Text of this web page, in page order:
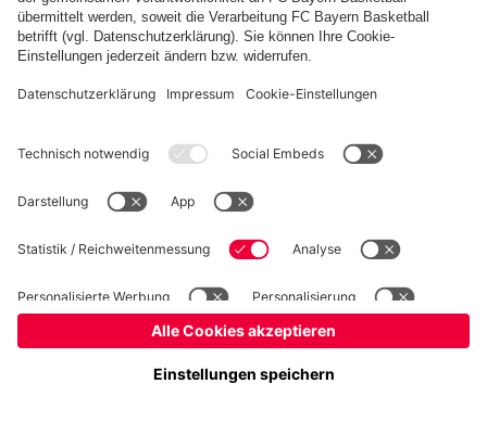
Basketball Frauen Handball Schach Schiedsrichter
Seniorenfußball
Tischtennis
Impressum Datenschutz Nutzungsbedingungen Barrierefreiheit